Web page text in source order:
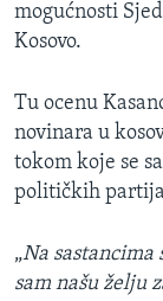
mogućnosti
Kosovo.
Tu ocenu
novinara u
tokom koje se
političkih
„Na sastancima
sam našu želju